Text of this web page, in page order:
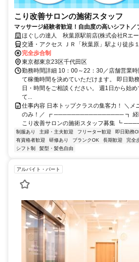
こり改善サロンの施術スタッフ
マッサージ経験者歓迎！自由度の高いシフト／
ほぐしの達人 秋葉原駅前店(株式会社Rエ
交通・アクセス ＪＲ「秋葉原」駅より徒歩
完全歩合制
東京都東京23区千代田区
勤務時間詳細 10：00～22：30／店舗営業
て稼働時間を決めていただけます。 即日勤
日・時間をご相談ください。 週1日から始
て...
仕事内容 日本トップクラスの集客力！ ＼メ
のみ！／ ┏ ──────────────── ┓ 経
こり改善サロンの施術スタッフ募集 ┗
制服あり 主婦・主夫歓迎 フリーター歓迎 即日勤務
有資格者歓迎
研修あり ブランクOK 長期歓迎 完全
シフト制
髪型・髪色自由
アルバイト・パート